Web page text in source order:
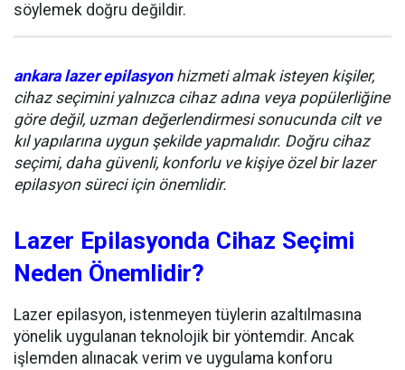
söylemek doğru değildir.
ankara lazer epilasyon hizmeti almak isteyen kişiler,
cihaz seçimini yalnızca cihaz adına veya popülerliğine
göre değil, uzman değerlendirmesi sonucunda cilt ve
kıl yapılarına uygun şekilde yapmalıdır. Doğru cihaz
seçimi, daha güvenli, konforlu ve kişiye özel bir lazer
epilasyon süreci için önemlidir.
Lazer Epilasyonda Cihaz Seçimi
Neden Önemlidir?
Lazer epilasyon, istenmeyen tüylerin azaltılmasına
yönelik uygulanan teknolojik bir yöntemdir. Ancak
işlemden alınacak verim ve uygulama konforu